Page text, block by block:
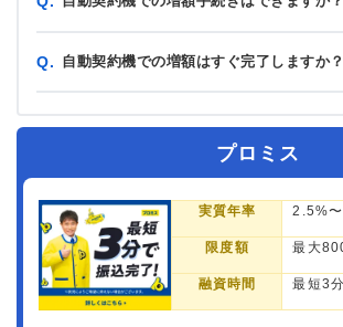
Q. 自動契約機での増額はすぐ完了しますか？
プロミス
実質年率 2.5%
限度額 最大
融資時間 最短3